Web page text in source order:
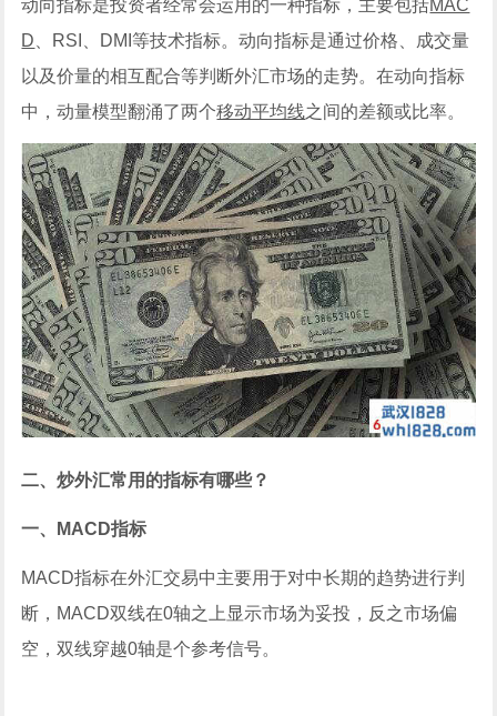
动向指标是投资者经常会运用的一种指标，主要包括MAC
D 、RSI、DMI等技术指标。动向指标是通过价格、成交量
以及价量的相互配合等判断外汇市场的走势。在动向指标
中，动量模型翻涌了两个移动平均线之间的差额或比率。
二、炒外汇常用的指标有哪些？
一、MACD指标
MACD指标在外汇交易中主要用于对中长期的趋势进行判
断，MACD双线在0轴之上显示市场为妥投，反之市场偏
空，双线穿越0轴是个参考信号。